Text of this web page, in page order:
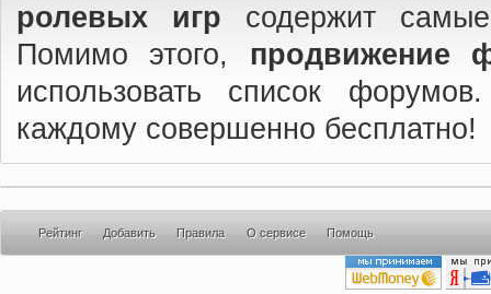
ролевых игр содержит
Помимо этого, продвижение
использовать список
каждому совершенно бесплатно!
Рейтинг Добавить Правила О сервисе Помощь